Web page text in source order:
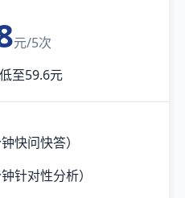
元/5次
至59.6元
快问快答）
针对性分析）